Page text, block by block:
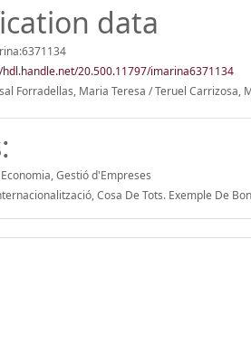
data
20.500.11797/imarina6371134
Forradellas, Maria Teresa / Teruel Carrizosa,
Economia, Gestió d'Empreses
Cosa De Tots. Exemple De